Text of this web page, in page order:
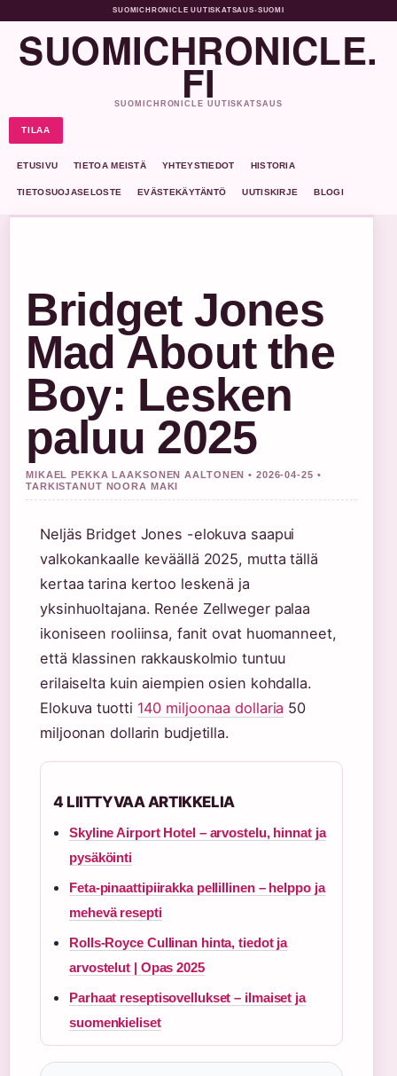
SUOMICHRONICLE UUTISKATSAUS•SUOMI
SUOMICHRONICLE.
FI
SUOMICHRONICLE UUTISKATSAUS
TILAA
ETUSIVU TIETOA MEISTÄ YHTEYSTIEDOT HISTORIA
TIETOSUOJASELOSTE EVÄSTEKÄYTÄNTÖ UUTISKIRJE BLOGI
Bridget Jones
Mad About the
Boy: Lesken
paluu 2025
MIKAEL PEKKA LAAKSONEN AALTONEN • 2026-04-25 •
TARKISTANUT NOORA MAKI
Neljäs Bridget Jones -elokuva saapui
valkokankaalle keväällä 2025, mutta tällä
kertaa tarina kertoo leskenä ja
yksinhuoltajana. Renée Zellweger palaa
ikoniseen rooliinsa, fanit ovat huomanneet,
että klassinen rakkauskolmio tuntuu
erilaiselta kuin aiempien osien kohdalla.
Elokuva tuotti 140 miljoonaa dollaria 50
miljoonan dollarin budjetilla.
4 LIITTYVAA ARTIKKELIA
Skyline Airport Hotel – arvostelu, hinnat ja
pysäköinti
Feta-pinaattipiirakka pellillinen – helppo ja
mehevä resepti
Rolls-Royce Cullinan hinta, tiedot ja
arvostelut | Opas 2025
Parhaat reseptisovellukset – ilmaiset ja
suomenkieliset